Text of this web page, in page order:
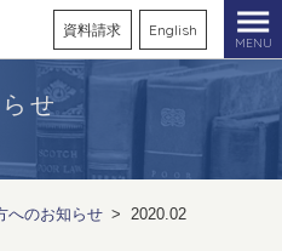
資料請求 English
MENU
せ
へのお知らせ > 2020.02